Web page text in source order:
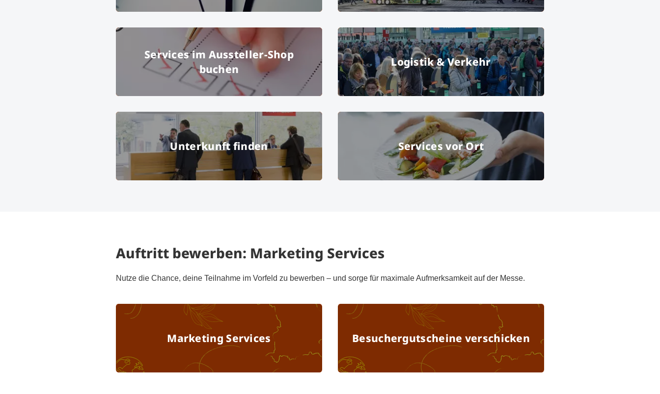
Services im Aussteller-Shop buchen
Services im Aussteller-Shop
buchen
Logistik & Verkehr
Logistik & Verkehr
Unterkunft finden
Unterkunft finden
Services vor Ort
Services vor Ort
Auftritt bewerben: Marketing Services
Nutze die Chance, deine Teilnahme im Vorfeld zu bewerben – und sorge für maximale Aufmerksamkeit auf der Messe.
Marketing Services
Marketing Services
Besuchergutscheine verschicken
Besuchergutscheine verschicken